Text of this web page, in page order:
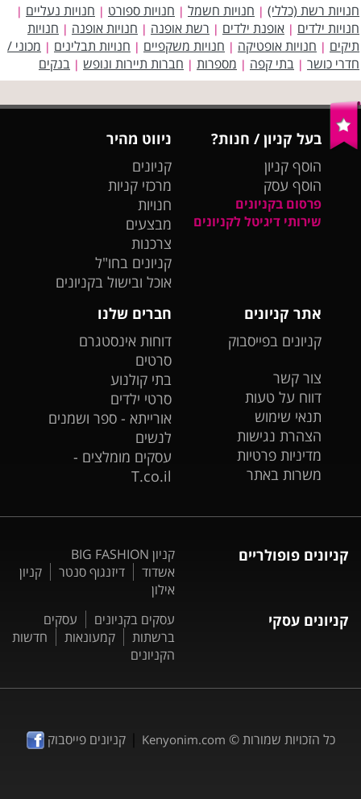
חנויות רשת (כללי) | חנויות חשמל | חנויות ספורט | חנויות נעליים |
חנויות ילדים | אופנת ילדים | רשת אופנה | חנויות אופנה | חנויות
תיקים | חנויות אופטיקה | חנויות משקפיים | חנויות תבלינים | מכוני /
חדרי כושר | בתי קפה | מספרות | חברות תיירות ונופש | בנקים
בעל קניון / חנות?
הוסף קניון
הוסף עסק
פרסום בקניונים
שירותי דיגיטל לקניונים
ניווט מהיר
קניונים
מרכזי קניות
חנויות
מבצעים
צרכנות
קניונים בחו"ל
אוכל ובישול בקניונים
אתר קניונים
קניונים בפייסבוק
צור קשר
דווח על טעות
תנאי שימוש
הצהרת נגישות
מדיניות פרטיות
משרות באתר
חברים שלנו
דוחות אינסטגרם
סרטים
בתי קולנוע
סרטי ילדים
אורייתא - ספר ושמנים
לנשים
עסקים מומלצים -
T.co.il
קניונים פופולריים
קניון BIG FASHION
אשדוד
דיזנגוף סנטר
קניון
אילון
קניונים עסקי עסקים בקניונים
עסקים
ברשתות
קמעונאות
חדשות
הקניונים
כל הזכויות שמורות © Kenyonim.com
|קניונים פייסבוק